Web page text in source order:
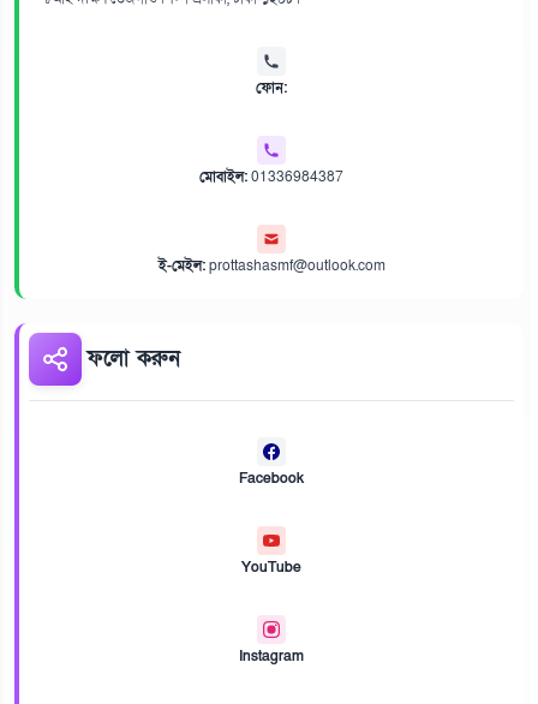
ফোন:
মোবাইল:01336984387
ই-মেইল:prottashasmf@outlook.com
ফলো করুন
Facebook
YouTube
Instagram